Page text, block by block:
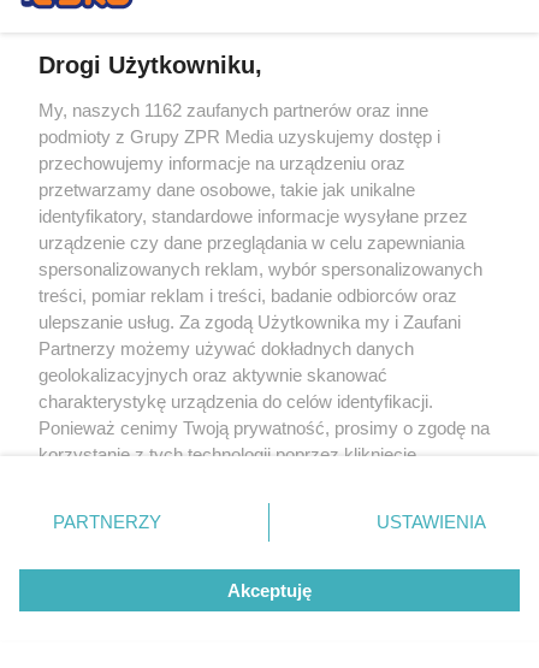
Drogi Użytkowniku,
My, naszych 1162 zaufanych partnerów oraz inne
podmioty z Grupy ZPR Media uzyskujemy dostęp i
przechowujemy informacje na urządzeniu oraz
przetwarzamy dane osobowe, takie jak unikalne
identyfikatory, standardowe informacje wysyłane przez
urządzenie czy dane przeglądania w celu zapewniania
spersonalizowanych reklam, wybór spersonalizowanych
treści, pomiar reklam i treści, badanie odbiorców oraz
ulepszanie usług. Za zgodą Użytkownika my i Zaufani
Partnerzy możemy używać dokładnych danych
geolokalizacyjnych oraz aktywnie skanować
charakterystykę urządzenia do celów identyfikacji.
Ponieważ cenimy Twoją prywatność, prosimy o zgodę na
korzystanie z tych technologii poprzez kliknięcie
zmienić/wycofać klikając przycisk ustawień prywatności
znajdujący się w lewym dolnym rogu strony
rodzaje przetwarzania danych nie wymagają zgody
użytkownika, ale masz prawo sprzeciwić się takiemu
przetwarzaniu. Preferencje będą miały zastosowanie tylko
PARTNERZY USTAWIENIA
Akceptuję